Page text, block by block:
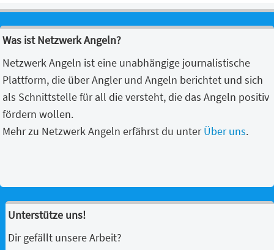
Was ist Netzwerk Angeln?
Netzwerk Angeln ist eine unabhängige journalistische
Plattform, die über Angler und Angeln berichtet und sich
als Schnittstelle für all die versteht, die das Angeln positiv
fördern wollen.
Mehr zu Netzwerk Angeln erfährst du unterÜber uns.
Unterstütze uns!
Dir gefällt unsere Arbeit?